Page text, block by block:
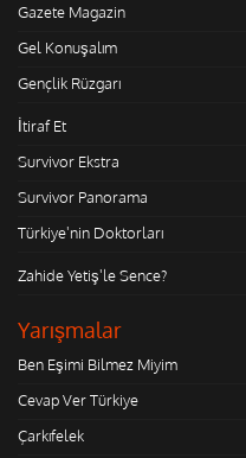
Gazete Magazin
Gel Konuşalım
Gençlik Rüzgarı
İtiraf Et
Survivor Ekstra
Survivor Panorama
Türkiye'nin Doktorları
Zahide Yetiş'le Sence?
Yarışmalar
Ben Eşimi Bilmez Miyim
Cevap Ver Türkiye
Çarkıfelek